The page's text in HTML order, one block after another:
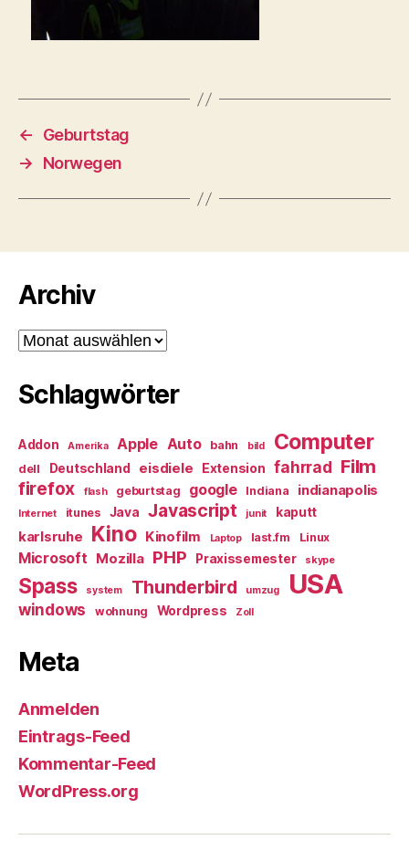
←
Geburtstag
→
Norwegen
Archiv
Archiv
Schlagwörter
Addon Amerika Apple Auto bahn bild Computer
dell Deutschland eisdiele Extension fahrrad Film
firefox flash geburtstag google Indiana indianapolis
Internet itunes Java Javascript junit kaputt
karlsruhe Kino Kinofilm Laptop last.fm Linux
Microsoft Mozilla PHP Praxissemester skype
Spass system Thunderbird umzug USA
windows wohnung Wordpress Zoll
Meta
Anmelden
Eintrags-Feed
Kommentar-Feed
WordPress.org